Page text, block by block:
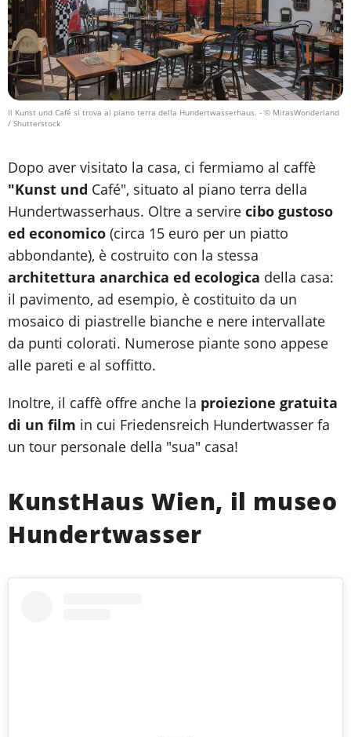
Il Kunst und Café si trova al piano terra della Hundertwasserhaus. - © MirasWonderland
/ Shutterstock
Dopo aver visitato la casa, ci fermiamo al caffè
"Kunst und Café", situato al piano terra della
Hundertwasserhaus. Oltre a servire cibo gustoso
ed economico (circa 15 euro per un piatto
abbondante), è costruito con la stessa
architettura anarchica ed ecologica della casa:
il pavimento, ad esempio, è costituito da un
mosaico di piastrelle bianche e nere intervallate
da punti colorati. Numerose piante sono appese
alle pareti e al soffitto.
Inoltre, il caffè offre anche la proiezione gratuita
di un film in cui Friedensreich Hundertwasser fa
un tour personale della "sua" casa!
KunstHaus Wien, il museo
Hundertwasser